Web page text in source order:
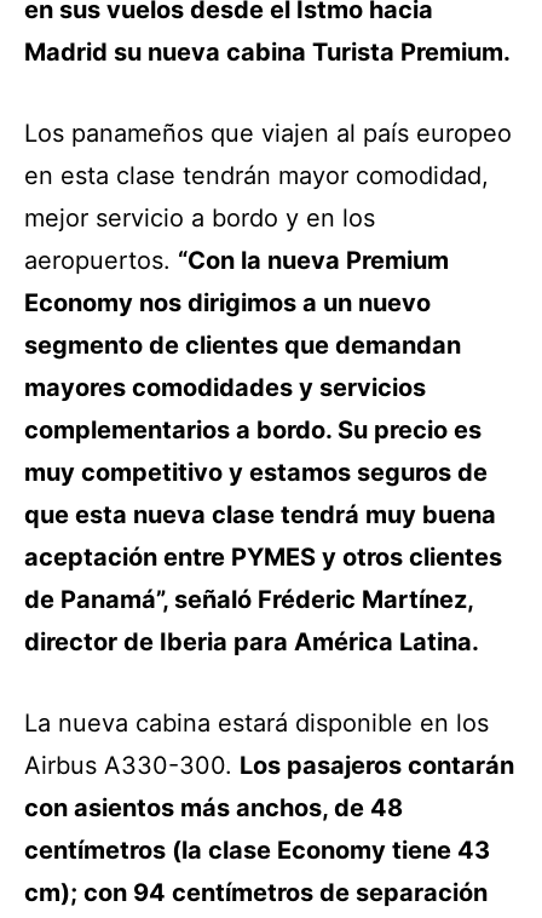
en sus vuelos desde el Istmo hacia
Madrid su nueva cabina Turista Premium.
Los panameños que viajen al país europeo
en esta clase tendrán mayor comodidad,
mejor servicio a bordo y en los
aeropuertos. “Con la nueva Premium
Economy nos dirigimos a un nuevo
segmento de clientes que demandan
mayores comodidades y servicios
complementarios a bordo. Su precio es
muy competitivo y estamos seguros de
que esta nueva clase tendrá muy buena
aceptación entre PYMES y otros clientes
de Panamá”, señaló Fréderic Martínez,
director de Iberia para América Latina.
La nueva cabina estará disponible en los
Airbus A330-300. Los pasajeros contarán
con asientos más anchos, de 48
centímetros (la clase Economy tiene 43
cm); con 94 centímetros de separación